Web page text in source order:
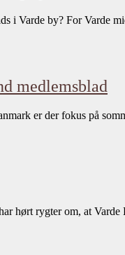
i Varde by? For
medlemsblad
er der fokus på
hørt rygter om, at